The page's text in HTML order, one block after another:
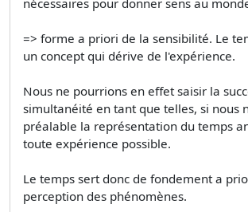
=> forme a priori de la sensibilité. Le
un concept qui dérive de l'expérience.
Nous ne pourrions en effet saisir la
simultanéité en tant que telles, si nous
préalable la représentation du temps
toute expérience possible.
Le temps sert donc de fondement a
perception des phénomènes.